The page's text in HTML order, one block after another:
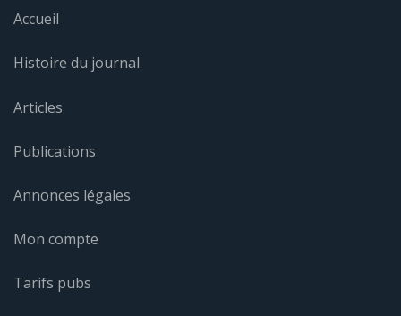
Accueil
Histoire du journal
Articles
Publications
Annonces légales
Mon compte
Tarifs pubs